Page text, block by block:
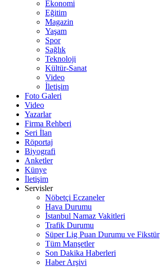
Ekonomi
Eğitim
Magazin
Yaşam
Spor
Sağlık
Teknoloji
Kültür-Sanat
Video
İletişim
Foto Galeri
Video
Yazarlar
Firma Rehberi
Seri İlan
Röportaj
Biyografi
Anketler
Künye
İletişim
Servisler
Nöbetçi Eczaneler
Hava Durumu
İstanbul Namaz Vakitleri
Trafik Durumu
Süper Lig Puan Durumu ve Fikstür
Tüm Manşetler
Son Dakika Haberleri
Haber Arşivi